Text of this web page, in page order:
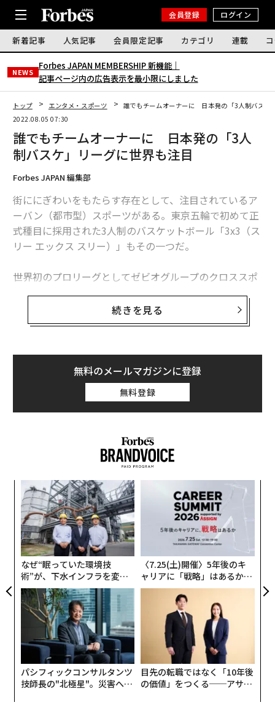
会員登録 ログイン
新着記事 人気記事 会員限定記事 カテゴリ 連載
NEWS
Forbes JAPAN MEMBERSHIP 新機能｜
記事ページ内の広告表示を最小限にしました
トップ エンタメ・スポーツ
誰でもチームオーナーに 日本発の「3人制バスケ
2022.08.05 07:30
誰でもチームオーナーに 日本発の「3人
制バスケ」リーグに世界も注目
Forbes JAPAN 編集部
街ににぎわいをもたらす存在として、注目されているア
ーバン（都市型）スポーツがある。東京五輪で初めて正
式種目に採用された3人制のバスケットボール「3x3（ス
リー エックス スリー）」もその一つだ。
世界初のプロリーグとしてゼビオグループのクロススポ
ーツマーケティングが2014年に立ち上げた「3x3.EXE PR
EMIER（スリー エックス スリー エグゼ プレミア）」
は、昨年、一昨年とコロナ禍の影響による中止や縮小開
ジーランド、タイ、チャイニーズタイペイで開催され、
男子79チーム、女子24チームが参加。日本ラウンドは、
3年ぶりの開催で1万8千人を集めた5月末の開幕戦を皮切
りに、初開催5会場を含む全国14会場で開催される予定
だ。
また、同社は宇都宮市と協力し、国際バスケットボール
連盟（FIBA）主催のクラブチーム世界一を決めるワール
ドツアーの開幕戦「FIBA 3x3 World Tour Utsunomiya
Opener 2022」を5月13〜15日に開催。4万8千人の観衆
が大会を楽しんだ。
国内外問わず、根強い人気を誇る秘訣は？ ゼビオホー
ルディングス副社長執行役員でクロススポーツマーケテ
ィング代表取締役社長の中村考昭氏に話を聞いた。
──「3x3.EXE PREMIER」はこれまで六本木ヒルズや京
都の平安神宮など、従来のスポーツでは考えられなかっ
たような場所で試合を開催しています。どのような基準
やポイントで会場を選んでいますか？
野球にせよサッカーにせよ、多くのスポーツは自分たち
が試合を開催するスタジアムやアリーナといった「箱」
を持ち、そこに観客を集めてビジネスをする、「呼び込
続きを見る
無料のメールマガジンに登録
無料登録
なぜ“眠っていた環境技
術”が、下水インフラを変え
たのか──産総研×月島JFE
アクアソリューションの10年
〈7.25(土)開催〉5年後のキ
ャリアに「戦略」はあるか。
トップエグゼクティブのキャ
リアに触れる1日│CAREER S
UMMIT 2026
パシフィックコンサルタンツ
技師長の"北極星"。災害への
目先の転職ではなく「10年後
の価値」をつくる──アサイ